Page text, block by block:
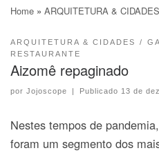
Home » ARQUITETURA & CIDADES
ARQUITETURA & CIDADES
RESTAURANTE
Aizomê repaginado
por Jojoscope | Publicado 13 de
Nestes tempos de
foram um segmento dos